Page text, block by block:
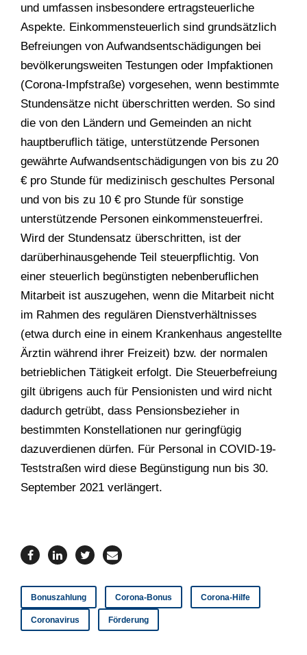
und umfassen insbesondere ertragsteuerliche
Aspekte. Einkommensteuerlich sind grundsätzlich
Befreiungen von Aufwandsentschädigungen bei
bevölkerungsweiten Testungen oder Impfaktionen
(Corona-Impfstraße) vorgesehen, wenn bestimmte
Stundensätze nicht überschritten werden. So sind
die von den Ländern und Gemeinden an nicht
hauptberuflich tätige, unterstützende Personen
gewährte Aufwandsentschädigungen von bis zu 20
€ pro Stunde für medizinisch geschultes Personal
und von bis zu 10 € pro Stunde für sonstige
unterstützende Personen einkommensteuerfrei.
Wird der Stundensatz überschritten, ist der
darüberhinausgehende Teil steuerpflichtig. Von
einer steuerlich begünstigten nebenberuflichen
Mitarbeit ist auszugehen, wenn die Mitarbeit nicht
im Rahmen des regulären Dienstverhältnisses
(etwa durch eine in einem Krankenhaus angestellte
Ärztin während ihrer Freizeit) bzw. der normalen
betrieblichen Tätigkeit erfolgt. Die Steuerbefreiung
gilt übrigens auch für Pensionisten und wird nicht
dadurch getrübt, dass Pensionsbezieher in
bestimmten Konstellationen nur geringfügig
dazuverdienen dürfen. Für Personal in COVID-19-
Teststraßen wird diese Begünstigung nun bis 30.
September 2021 verlängert.
Bonuszahlung Corona-Bonus Corona-Hilfe
Coronavirus Förderung